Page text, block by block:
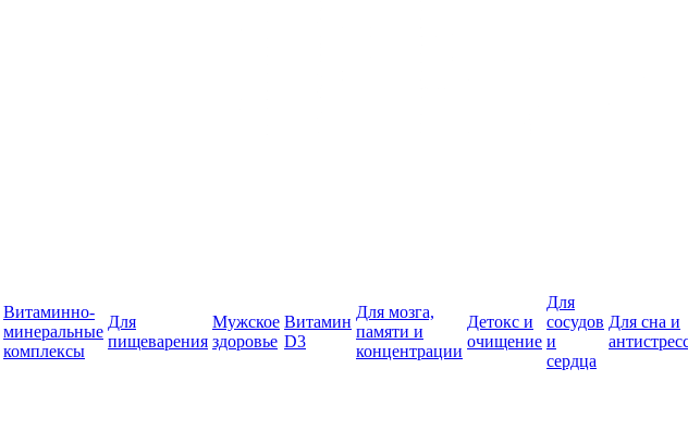
Витаминно-
минеральные
комплексы
Для
пищеварения
Мужское
здоровье
Витамин
D3
Для мозга,
памяти и
концентрации
Детокс и
очищение
Для
сосудов
и
сердца
Для сна и